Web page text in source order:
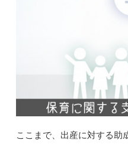
ここまで、出産に対する助